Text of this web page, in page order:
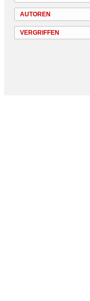
AUTOREN
VERGRIFFEN